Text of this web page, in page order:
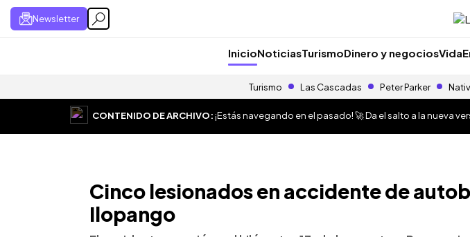
Newsletter
InicioNoticiasTurismoDinero y negociosVida
Turismo Las Cascadas Peter Parker
CONTENIDO DE ARCHIVO:¡Estás navegando en el pasado! 🚀 Da el salto a la nueva
Cinco lesionados en accidente de
Ilopango